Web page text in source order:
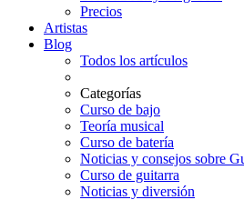
Precios
Artistas
Blog
Todos los artículos
Categorías
Curso de bajo
Teoría musical
Curso de batería
Noticias y consejos sobre
Curso de guitarra
Noticias y diversión